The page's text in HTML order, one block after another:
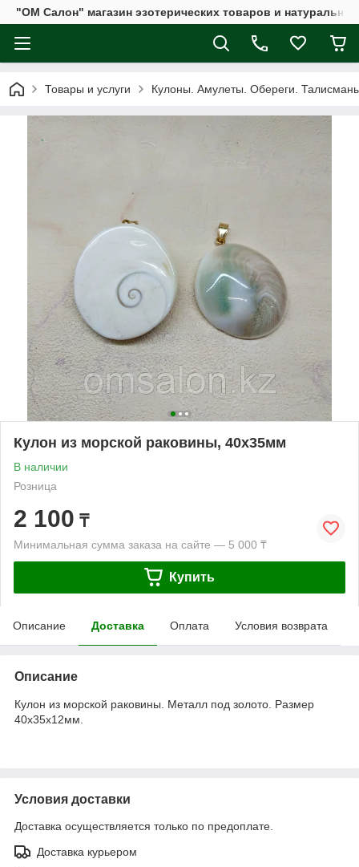
"ОМ Салон" магазин эзотерических товаров и
Товары и услуги Кулоны. Амулеты. Обереги.
Кулон из морской раковины, 40х35мм
В наличии
Розница
2 100 ₸
Минимальная сумма заказа на сайте — 5 000 ₸
Купить
Описание Доставка Оплата Условия возврата
Описание
Кулон из морской раковины. Металл под золото. Размер
40х35х12мм.
Условия доставки
Доставка осуществляется только по предоплате.
Доставка курьером